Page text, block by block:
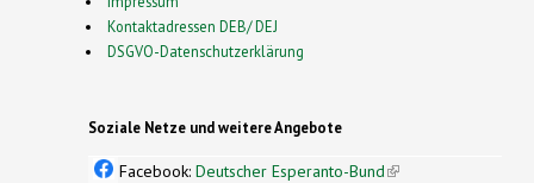
Kontaktadressen DEB/ DEJ
DSGVO-Datenschutzerklärung
Soziale Netze und weitere Angebote
Facebook: Deutscher Esperanto-Bund(link is